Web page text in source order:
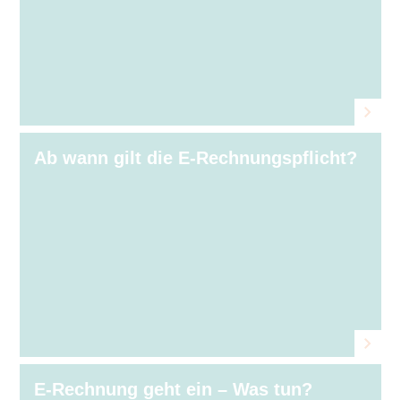
Ab wann gilt die E-Rechnungspflicht?
E-Rechnung geht ein – Was tun?